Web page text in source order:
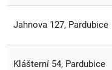
Jahnova 127, Pardubice
Klášterní 54, Pardubice